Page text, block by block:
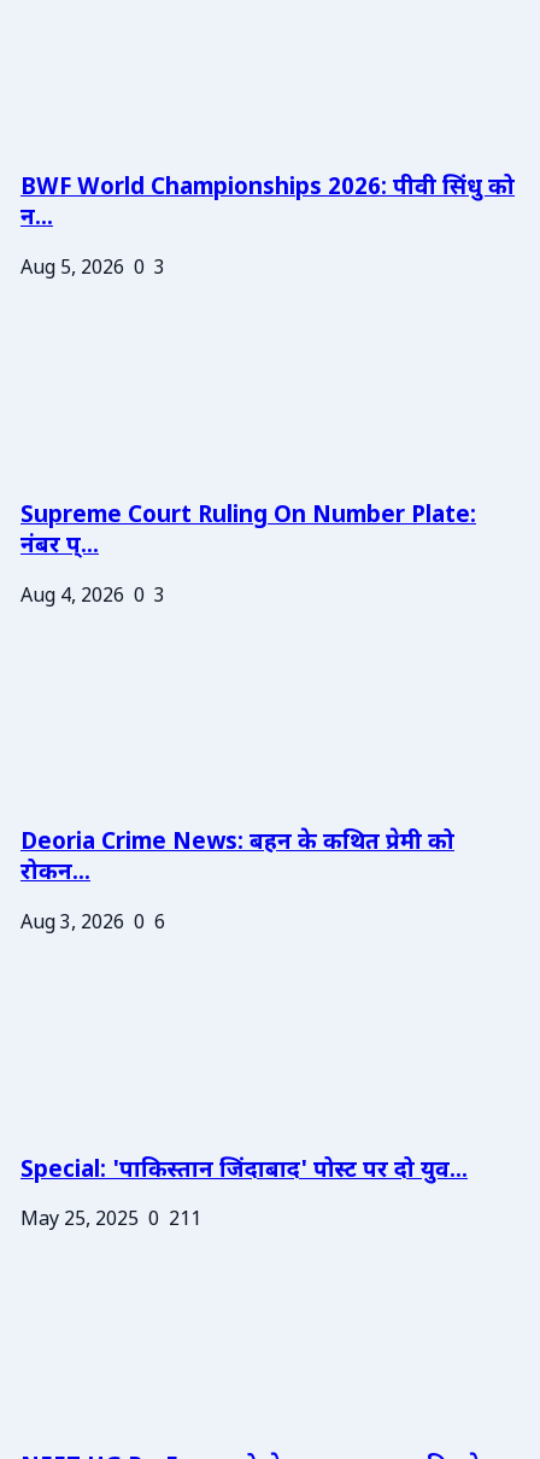
BWF World Championships 2026: पीवी सिंधु को
न...
Aug 5, 2026 0 3
Supreme Court Ruling On Number Plate:
नंबर प्...
Aug 4, 2026 0 3
Deoria Crime News: बहन के कथित प्रेमी को
रोकन...
Aug 3, 2026 0 6
Special: 'पाकिस्तान जिंदाबाद' पोस्ट पर दो युव...
May 25, 2025 0 211